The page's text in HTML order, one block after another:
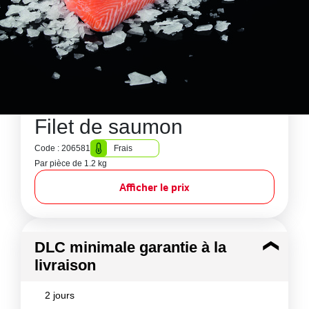
Filet de saumon
Code : 206581
Frais
Par pièce de 1.2 kg
Afficher le prix
DLC minimale garantie à la
livraison
2 jours